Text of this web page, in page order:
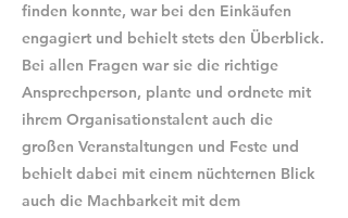
finden konnte, war bei den Einkäufen
engagiert und behielt stets den Überblick.
Bei allen Fragen war sie die richtige
Ansprechperson, plante und ordnete mit
ihrem Organisationstalent auch die
großen Veranstaltungen und Feste und
behielt dabei mit einem nüchternen Blick
auch die Machbarkeit mit dem